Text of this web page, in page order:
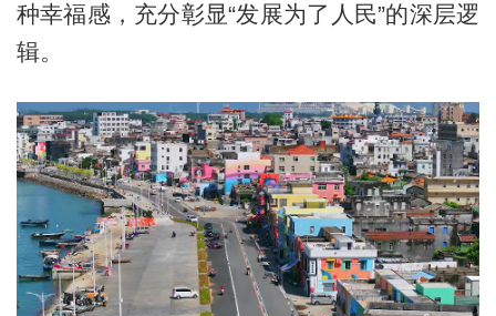
种幸福感，充分彰显“发展为了人民”的深层逻
辑。